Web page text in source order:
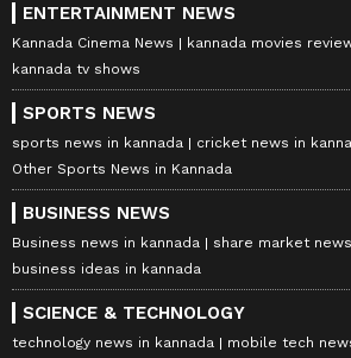
ENTERTAINMENT NEWS
Kannada Cinema News kannada movies
kannada tv shows
SPORTS NEWS
sports news in kannada
cricket news in
Other Sports News in Kannada
BUSINESS NEWS
Business news in kannada
share market
business ideas in kannada
SCIENCE & TECHNOLOGY
technology news in kannada
mobile tech